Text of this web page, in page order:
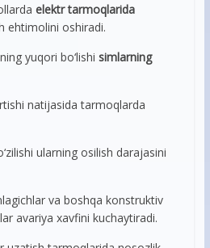
elektr tarmoqlarida
ehtimolini oshiradi.
yuqori bo‘lishi simlarning
natijasida tarmoqlarda
ularning osilish darajasini
va boshqa konstruktiv
avariya xavfini kuchaytiradi.